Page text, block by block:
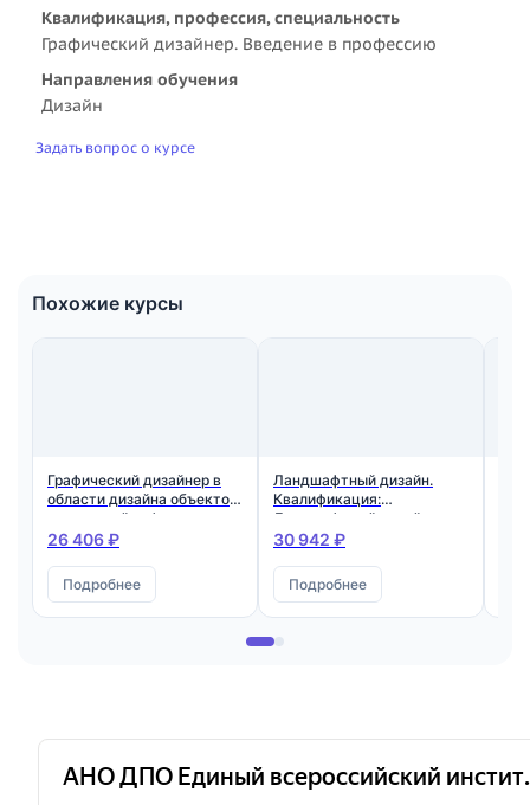
Квалификация, профессия, специальность
Графический дизайнер. Введение в профессию
Направления обучения
Дизайн
Задать вопрос о курсе
Похожие курсы
Графический дизайнер в
области дизайна объектов
визуальной информации и
коммуникации
26 406 ₽
Подробнее
Ландшафтный дизайн.
Квалификация:
Ландшафтный дизайнер
30 942 ₽
Подробнее